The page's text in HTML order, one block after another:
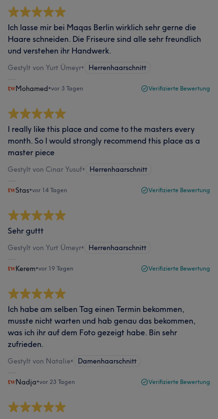
Ich lasse mir bei Maqas Berlin wirklich sehr gerne die
Haare schneiden. Die Friseure sind alle sehr freundlich
und verstehen ihr Handwerk.
Gestylt von Yurt Ümeyr• Herrenhaarschnitt
Mohamed•vor 3 Tagen Verifizierte Bewertung
I really like this place and come to the masters every
month. So I would strongly recommend this place as a
master piece
Gestylt von Cinar Yusuf• Herrenhaarschnitt
Stas•vor 14 Tagen Verifizierte Bewertung
Sehr guttt
Gestylt von Yurt Ümeyr• Herrenhaarschnitt
Kerem•vor 19 Tagen Verifizierte Bewertung
Ich habe am selben Tag einen Termin bekommen,
musste nicht warten und hab genau das bekommen,
was ich ihr auf dem Foto gezeigt habe. Bin sehr
zufrieden.
Gestylt von Natalie• Damenhaarschnitt
Nadja•vor 23 Tagen Verifizierte Bewertung